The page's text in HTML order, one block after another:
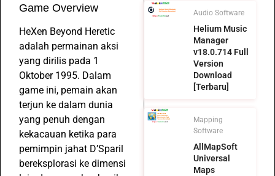
Game Overview
HeXen Beyond Heretic
adalah permainan aksi
yang dirilis pada 1
Oktober 1995. Dalam
game ini, pemain akan
terjun ke dalam dunia
yang penuh dengan
kekacauan ketika para
pemimpin jahat D’Sparil
bereksplorasi ke dimensi
Audio Software
Helium Music
Manager
v18.0.714 Full
Version
Download
[Terbaru]
Mapping
Software
AllMapSoft
Universal
Maps